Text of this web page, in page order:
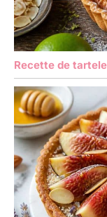
Recette de